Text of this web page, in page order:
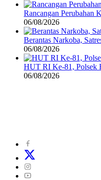
Rancangan Perubahan
06/08/2026
Berantas Narkoba,
06/08/2026
HUT RI Ke-81, Polsek
06/08/2026